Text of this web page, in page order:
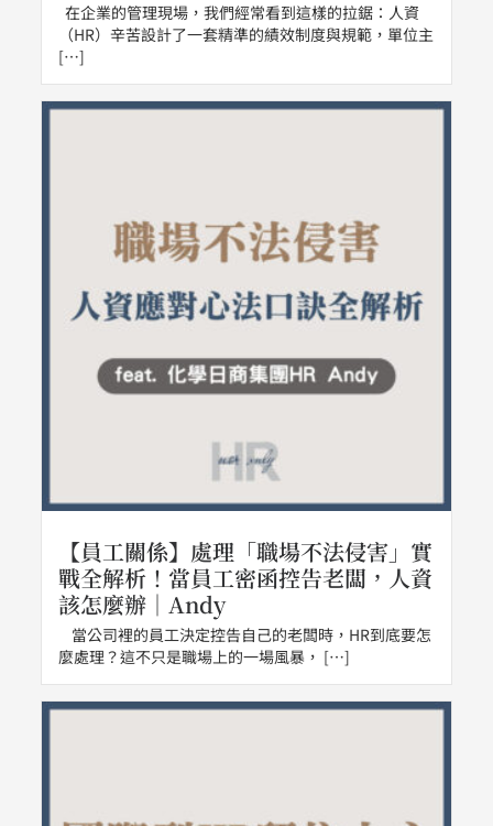
在企業的管理現場，我們經常看到這樣的拉鋸：人資
（HR）辛苦設計了一套精準的績效制度與規範，單位主
[…]
【員工關係】處理「職場不法侵害」實
戰全解析！當員工密函控告老闆，人資
該怎麼辦｜Andy
當公司裡的員工決定控告自己的老闆時，HR到底要怎
麼處理？這不只是職場上的一場風暴， […]